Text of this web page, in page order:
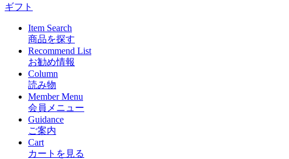
ギフト
Item Search
商品を探す
Recommend List
お勧め情報
Column
読み物
Member Menu
会員メニュー
Guidance
ご案内
Cart
カートを見る